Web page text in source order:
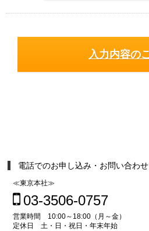
電話でのお申し込み・お問い合わせ
≪東京本社≫
03-3506-0757
営業時間 10:00～18:00（月～金）
定休日 土・日・祝日・年末年始